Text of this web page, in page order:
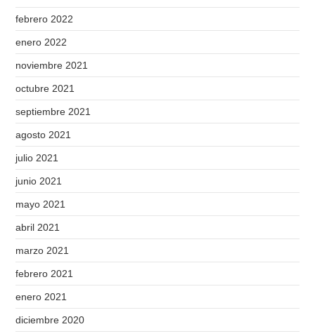
febrero 2022
enero 2022
noviembre 2021
octubre 2021
septiembre 2021
agosto 2021
julio 2021
junio 2021
mayo 2021
abril 2021
marzo 2021
febrero 2021
enero 2021
diciembre 2020